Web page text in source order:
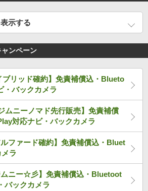
示する
ンペーン
ブリッド確約】免責補償込・Blueto
・バックカメラ
ムニーノマド先行販売】免責補償
対応ナビ・バックカメラ
ルファード確約】免責補償込・Bluet
ラ
ムニー☆彡】免責補償込・Bluetoot
バックカメラ